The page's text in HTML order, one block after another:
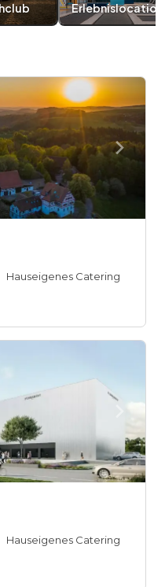
Erlebnislocation
Hauseigenes Catering
Hauseigenes Catering